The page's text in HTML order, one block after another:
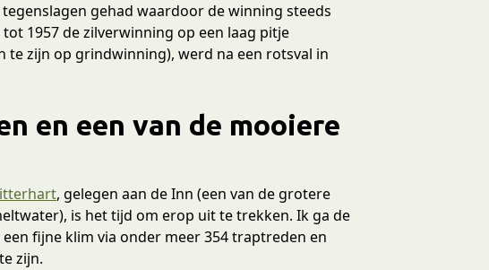
gehad waardoor de winning steeds
1957 de zilverwinning op een laag pitje
te zijn op grindwinning), werd na een rotsval in
en een van de mooiere
, gelegen aan de Inn (een van de grotere
is het tijd om erop uit te trekken. Ik ga de
fijne klim via onder meer 354 traptreden en
zijn.